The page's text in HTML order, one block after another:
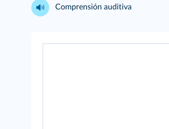
Comprensión auditiva